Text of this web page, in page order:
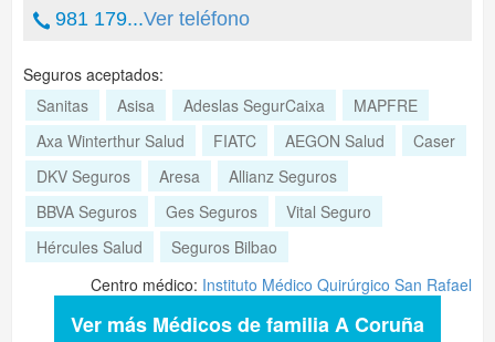
981 179...Ver teléfono
Seguros aceptados:
Sanitas
Asisa Adeslas SegurCaixa
MAPFRE
Axa Winterthur Salud
FIATC AEGON Salud
Caser
DKV Seguros
Aresa
Allianz Seguros
BBVA Seguros
Ges Seguros
Vital Seguro
Hércules Salud
Seguros Bilbao
Centro médico: Instituto Médico Quirúrgico San Rafael
Ver más Médicos de familia A Coruña